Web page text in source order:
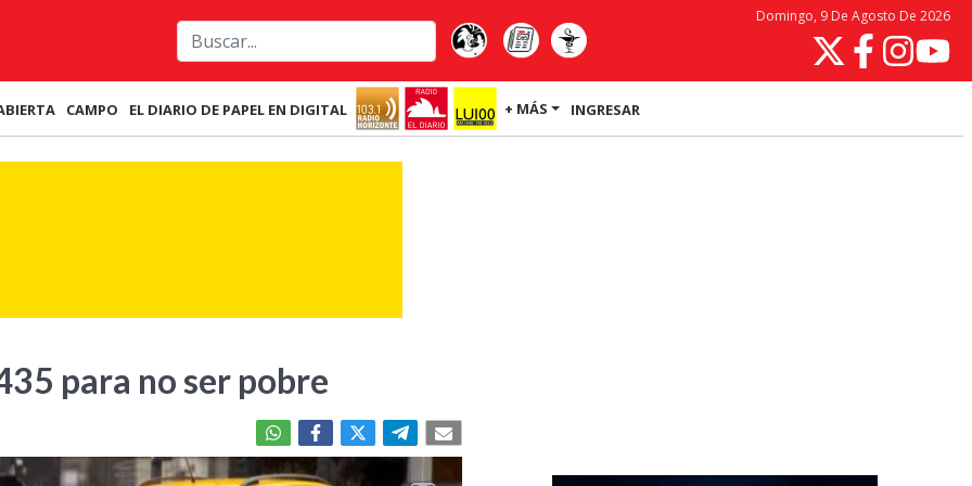
Domingo, 9 De Agosto De 2026
CAMPO EL DIARIO DE PAPEL EN DIGITAL + MÁS INGRESAR
para no ser pobre